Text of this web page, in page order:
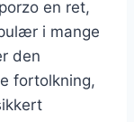
en ret,
i mange
den
fortolkning,